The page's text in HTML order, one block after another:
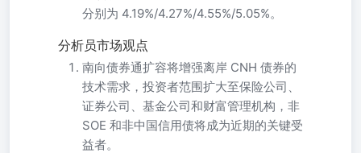
分别为 4.19%/4.27%/4.55%/5.05%。
分析员市场观点
南向债券通扩容将增强离岸 CNH 债券的
技术需求，投资者范围扩大至保险公司、
证券公司、基金公司和财富管理机构，非
SOE 和非中国信用债将成为近期的关键受
益者。